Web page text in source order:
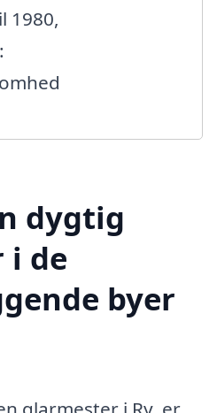
1980,
dygtig
i de
byer